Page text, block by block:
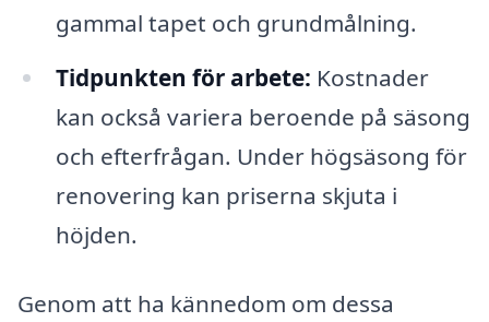
gammal tapet och grundmålning.
Tidpunkten för arbete: Kostnader
kan också variera beroende på säsong
och efterfrågan. Under högsäsong för
renovering kan priserna skjuta i
höjden.
Genom att ha kännedom om dessa